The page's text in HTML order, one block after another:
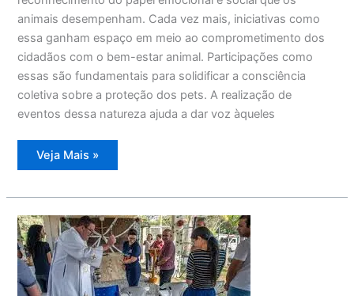
animais desempenham. Cada vez mais, iniciativas como
essa ganham espaço em meio ao comprometimento dos
cidadãos com o bem-estar animal. Participações como
essas são fundamentais para solidificar a consciência
coletiva sobre a proteção dos pets. A realização de
eventos dessa natureza ajuda a dar voz àqueles
Mogi
das
missa
em
prol
da
causa
pet
nesta
sexta
Veja Mais »